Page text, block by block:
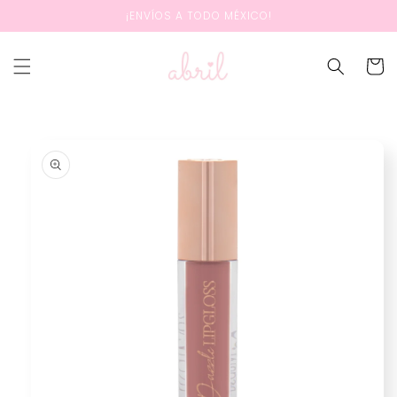
al contenido
¡ENVÍOS A TODO MÉXICO!
Carrito
información
del producto